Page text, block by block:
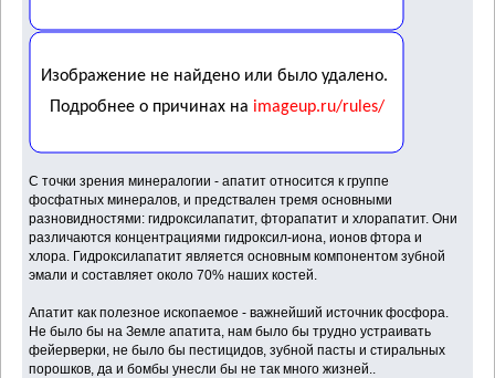
С точки зрения минералогии - апатит относится к группе
фосфатных минералов, и предствален тремя основными
разновидностями: гидроксилапатит, фторапатит и хлорапатит. Они
различаются концентрациями гидроксил-иона, ионов фтора и
хлора. Гидроксилапатит является основным компонентом зубной
эмали и составляет около 70% наших костей.
Апатит как полезное ископаемое - важнейший источник фосфора.
Не было бы на Земле апатита, нам было бы трудно устраивать
фейерверки, не было бы пестицидов, зубной пасты и стиральных
порошков, да и бомбы унесли бы не так много жизней..